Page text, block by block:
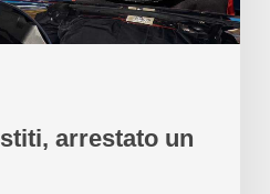
arrestato un